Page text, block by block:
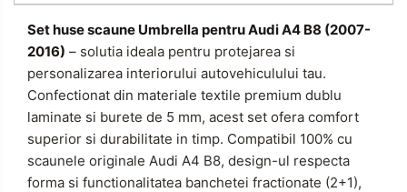
Set huse scaune Umbrella pentru Audi A4 B8 (2007-
2016) – solutia ideala pentru protejarea si
personalizarea interiorului autovehiculului tau.
Confectionat din materiale textile premium dublu
laminate si burete de 5 mm, acest set ofera comfort
superior si durabilitate in timp. Compatibil 100% cu
scaunele originale Audi A4 B8, design-ul respecta
forma si functionalitatea banchetei fractionate (2+1),